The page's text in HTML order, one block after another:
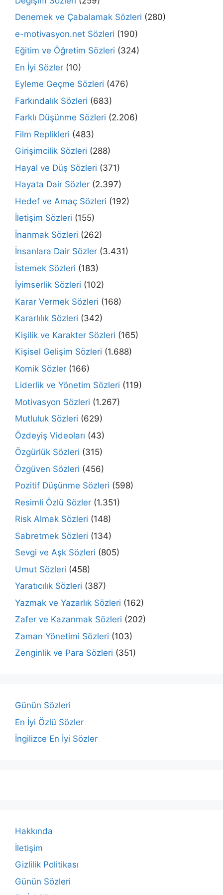
Denemek ve Çabalamak Sözleri (280)
e-motivasyon.net Sözleri (190)
Eğitim ve Öğretim Sözleri (324)
En İyi Sözler (10)
Eyleme Geçme Sözleri (476)
Farkındalık Sözleri (683)
Farklı Düşünme Sözleri (2.206)
Film Replikleri (483)
Girişimcilik Sözleri (288)
Hayal ve Düş Sözleri (371)
Hayata Dair Sözler (2.397)
Hedef ve Amaç Sözleri (192)
İletişim Sözleri (155)
İnanmak Sözleri (262)
İnsanlara Dair Sözler (3.431)
İstemek Sözleri (183)
İyimserlik Sözleri (102)
Karar Vermek Sözleri (168)
Kararlılık Sözleri (342)
Kişilik ve Karakter Sözleri (165)
Kişisel Gelişim Sözleri (1.688)
Komik Sözler (166)
Liderlik ve Yönetim Sözleri (119)
Motivasyon Sözleri (1.267)
Mutluluk Sözleri (629)
Özdeyiş Videoları (43)
Özgürlük Sözleri (315)
Özgüven Sözleri (456)
Pozitif Düşünme Sözleri (598)
Resimli Özlü Sözler (1.351)
Risk Almak Sözleri (148)
Sabretmek Sözleri (134)
Sevgi ve Aşk Sözleri (805)
Umut Sözleri (458)
Yaratıcılık Sözleri (387)
Yazmak ve Yazarlık Sözleri (162)
Zafer ve Kazanmak Sözleri (202)
Zaman Yönetimi Sözleri (103)
Zenginlik ve Para Sözleri (351)
Günün Sözleri
En İyi Özlü Sözler
İngilizce En İyi Sözler
Hakkında
İletişim
Gizlilik Politikası
Günün Sözleri